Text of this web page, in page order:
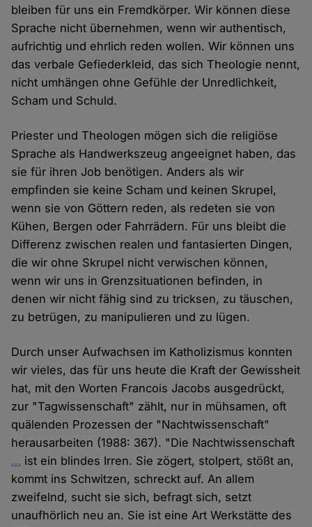
bleiben für uns ein Fremdkörper. Wir können diese
Sprache nicht übernehmen, wenn wir authentisch,
aufrichtig und ehrlich reden wollen. Wir können uns
das verbale Gefiederkleid, das sich Theologie nennt,
nicht umhängen ohne Gefühle der Unredlichkeit,
Scham und Schuld.
Priester und Theologen mögen sich die religiöse
Sprache als Handwerkszeug angeeignet haben, das
sie für ihren Job benötigen. Anders als wir
empfinden sie keine Scham und keinen Skrupel,
wenn sie von Göttern reden, als redeten sie von
Kühen, Bergen oder Fahrrädern. Für uns bleibt die
Differenz zwischen realen und fantasierten Dingen,
die wir ohne Skrupel nicht verwischen können,
wenn wir uns in Grenzsituationen befinden, in
denen wir nicht fähig sind zu tricksen, zu täuschen,
zu betrügen, zu manipulieren und zu lügen.
Durch unser Aufwachsen im Katholizismus konnten
wir vieles, das für uns heute die Kraft der Gewissheit
hat, mit den Worten Francois Jacobs ausgedrückt,
zur "Tagwissenschaft" zählt, nur in mühsamen, oft
quälenden Prozessen der "Nachtwissenschaft"
herausarbeiten (1988: 367). "Die Nachtwissenschaft
… ist ein blindes Irren. Sie zögert, stolpert, stößt an,
kommt ins Schwitzen, schreckt auf. An allem
zweifelnd, sucht sie sich, befragt sich, setzt
unaufhörlich neu an. Sie ist eine Art Werkstätte des